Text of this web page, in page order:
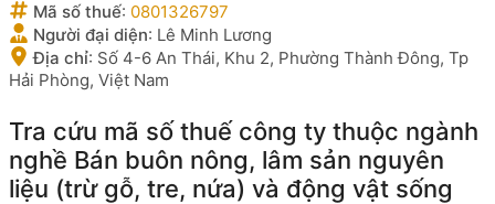
Mã số thuế: 0801326797
Người đại diện: Lê Minh Lương
Địa chỉ: Số 4-6 An Thái, Khu 2, Phường Thành Đông, Tp
Hải Phòng, Việt Nam
Tra cứu mã số thuế công ty thuộc ngành
nghề Bán buôn nông, lâm sản nguyên
liệu (trừ gỗ, tre, nứa) và động vật sống